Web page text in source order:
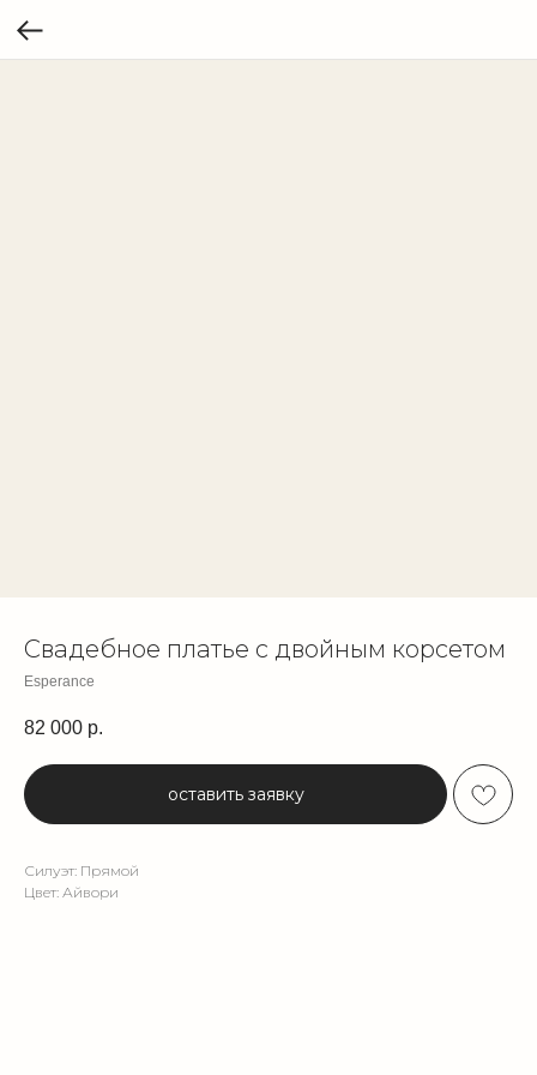
Свадебное платье с двойным корсетом
Esperance
82 000 р.
оставить заявку
Силуэт: Прямой
Цвет: Айвори